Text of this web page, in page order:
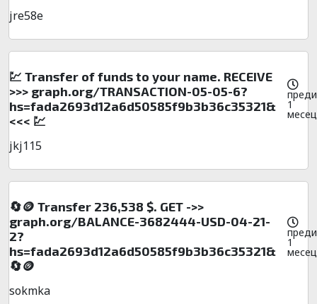
jre58e
💹 Transfer of funds to your name. RECEIVE
>>> graph.org/TRANSACTION-05-05-6?
hs=fada2693d12a6d50585f9b3b36c35321&
<<< 💹
преди
1
месец
jkj115
🔄🪙 Transfer 236,538 $. GET ->>
graph.org/BALANCE-3682444-USD-04-21-
2?
hs=fada2693d12a6d50585f9b3b36c35321&
🔄🪙
преди
1
месец
sokmka